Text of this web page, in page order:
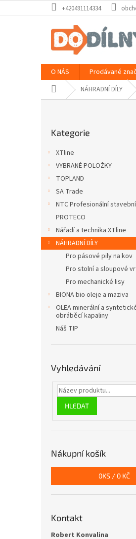
na
+420491114334
O NÁS Prodávané
Domů NÁHRADNÍ DÍLY
e
l
kategorie
Kategorie
XTline
VYBRANÉ POLOŽKY
TOPLAND
SA Trade
NTC Profesionální
PROTECO
Nářadí a technika XTline
NÁHRADNÍ DÍLY
Pro pásové pily na kov
Pro stolní a sloupové
Pro mechanické lisy
BIONA bio oleje a maziva
OLEA minerální a
obráběcí kapaliny
Náš TIP
Vyhledávání
HLEDAT
Nákupní košík
0KS / 0 KČ
Kontakt
Robert Konvalina